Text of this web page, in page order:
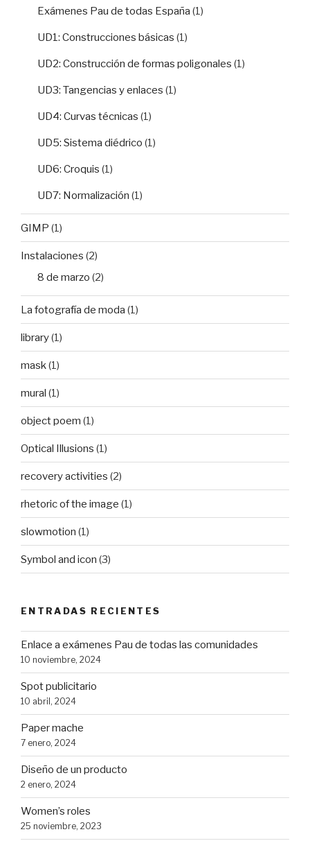
Exámenes Pau de todas España (1)
UD1: Construcciones básicas (1)
UD2: Construcción de formas poligonales (1)
UD3: Tangencias y enlaces (1)
UD4: Curvas técnicas (1)
UD5: Sistema diédrico (1)
UD6: Croquis (1)
UD7: Normalización (1)
GIMP (1)
Instalaciones (2)
8 de marzo (2)
La fotografía de moda (1)
library(1)
mask (1)
mural (1)
object poem (1)
Optical Illusions (1)
recovery activities (2)
rhetoric of the image (1)
slowmotion (1)
Symbol and icon (3)
ENTRADAS RECIENTES
Enlace a exámenes Pau de todas las comunidades
10 noviembre, 2024
Spot publicitario
10 abril, 2024
Paper mache
7 enero, 2024
Diseño de un producto
2 enero, 2024
Women’s roles
25 noviembre, 2023